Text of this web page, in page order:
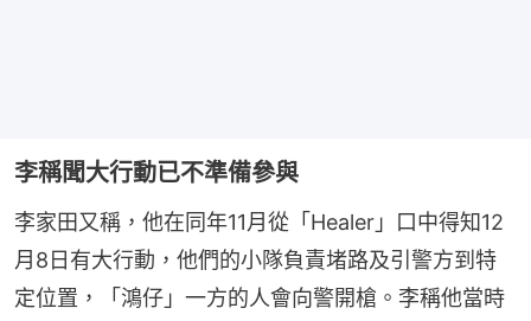
李稱聞大行動已不準備參與
李家田又稱，他在同年11月從「Healer」口中得知12
月8日有大行動，他們的小隊負責堵路及引警方到特
定位置，「鴻仔」一方的人會向警開槍。李稱他當時